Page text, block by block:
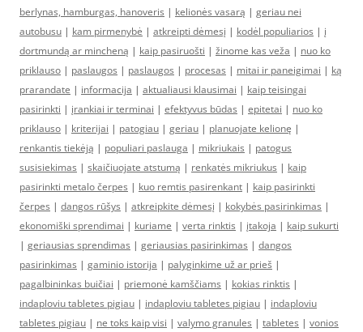
berlynas, hamburgas, hanoveris | kelionės vasarą | geriau nei
autobusu | kam pirmenybė | atkreipti dėmesį | kodėl populiarios | į
dortmundą ar mincheną | kaip pasiruošti | žinome kas veža | nuo ko
priklauso | paslaugos | paslaugos | procesas | mitai ir paneigimai | ką
prarandate | informacija | aktualiausi klausimai | kaip teisingai
pasirinkti | įrankiai ir terminai | efektyvus būdas | epitetai | nuo ko
priklauso | kriterijai | patogiau | geriau | planuojate kelionę |
renkantis tiekėją | populiari paslauga | mikriukais | patogus
susisiekimas | skaičiuojate atstumą | renkatės mikriukus | kaip
pasirinkti metalo čerpes | kuo remtis pasirenkant | kaip pasirinkti
čerpes | dangos rūšys | atkreipkite dėmesį | kokybės pasirinkimas |
ekonomiški sprendimai | kuriame | verta rinktis | įtakoja | kaip sukurti
| geriausias sprendimas | geriausias pasirinkimas | dangos
pasirinkimas | gaminio istorija | palyginkime už ar prieš |
pagalbininkas buičiai | priemonė kamščiams | kokias rinktis |
indaploviu tabletes pigiau | indaploviu tabletes pigiau | indaploviu
tabletes pigiau | ne toks kaip visi | valymo granules | tabletes | vonios